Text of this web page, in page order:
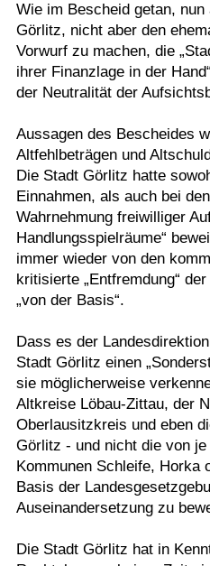
Wie im Bescheid getan,
Görlitz, nicht aber den
Vorwurf zu machen, die
ihrer Finanzlage in der
der Neutralität der
Aussagen des Bescheides
Altfehlbeträgen und
Die Stadt Görlitz hatte
Einnahmen, als auch bei
Wahrnehmung freiwilliger
Handlungsspielräume“
immer wieder von den
kritisierte „Entfremdung“
„von der Basis“.
Dass es der
Stadt Görlitz einen
sie möglicherweise
Altkreise Löbau-Zittau, der
Oberlausitzkreis und eben
Görlitz - und nicht die von
Kommunen Schleife, Horka
Basis der
Auseinandersetzung zu
Die Stadt Görlitz hat in